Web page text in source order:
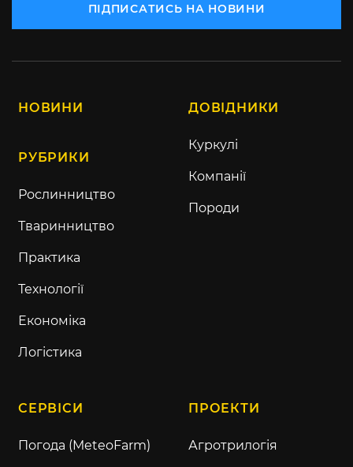
ПІДПИСАТИСЬ НА НОВИНИ
НОВИНИ
РУБРИКИ
Рослинництво
Тваринництво
Практика
Технології
Економіка
Логістика
ДОВІДНИКИ
Куркулі
Компанії
Породи
СЕРВІСИ
Погода (MeteoFarm)
ПРОЕКТИ
Агротрилогія